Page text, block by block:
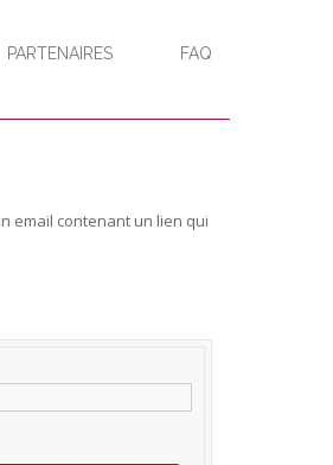
PARTENAIRES FAQ
email contenant un lien qui